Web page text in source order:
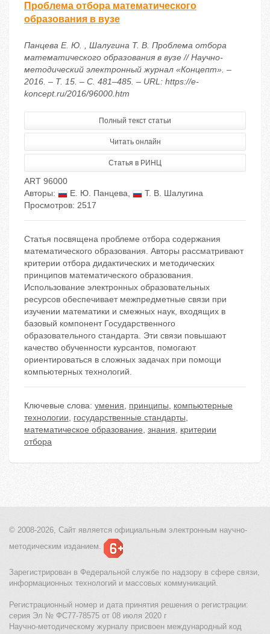
Проблема отбора математического
образования в вузе
Панцева Е. Ю. , Шалугина Т. В. Проблема отбора
математического образования в вузе // Научно-
методический электронный журнал «Концепт». –
2016. – Т. 15. – С. 481–485. – URL: https://e-
koncept.ru/2016/96000.htm
Полный текст статьи
Читать онлайн
Статья в РИНЦ
ART 96000
Авторы:
Е. Ю. Панцева,
Т. В. Шалугина
Просмотров: 2517
Статья посвящена проблеме отбора содержания
математического образования. Авторы рассматривают
критерии отбора дидактических и методических
принципов математического образования.
Использование электронных образовательных
ресурсов обеспечивает межпредметные связи при
изучении математики и смежных наук, входящих в
базовый компонент Государственного
образовательного стандарта. Эти связи повышают
качество обученности курсантов, помогают
ориентироваться в сложных задачах при помощи
компьютерных технологий.
Ключевые слова: умения, принципы, компьютерные
технологии, государственные стандарты,
математическое образование, знания, критерии
отбора
© 2008-2026, Сайт является официальным электронным научно-
методическим изданием.
Зарегистрирован в Федеральной службе по надзору в сфере связи,
информационных технологий и массовых коммуникаций.
Регистрационный номер и дата принятия решения о регистрации:
серия Эл № ФС77-78575 от 08 июля 2020 г
Научно-методическому журналу присвоен международный код